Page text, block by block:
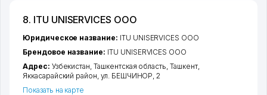
8. ITU UNISERVICES ООО
Юридическое название: ITU UNISERVICES ООО
Брендовое название: ITU UNISERVICES ООО
Адрес: Узбекистан,Ташкентская область ,Ташкент,
Яккасарайский район ул. БЕШЧИНОР , 2
Показать на карте